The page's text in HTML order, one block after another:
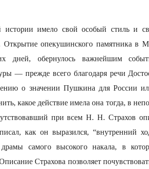
истории имело свой особый стиль и
опекушинского памятника в
дней, обернулось важнейшим
— прежде всего благодаря речи
о значении Пушкина для России
какое действие имела она тогда, в
при всем Н. Н. Страхов
как он выразился, “внутренний
самого высокого накала, в
Страхова позволяет